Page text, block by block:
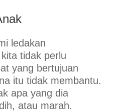
ledakan
tidak perlu
yang bertujuan
itu tidak membantu.
apa yang dia
atau marah.